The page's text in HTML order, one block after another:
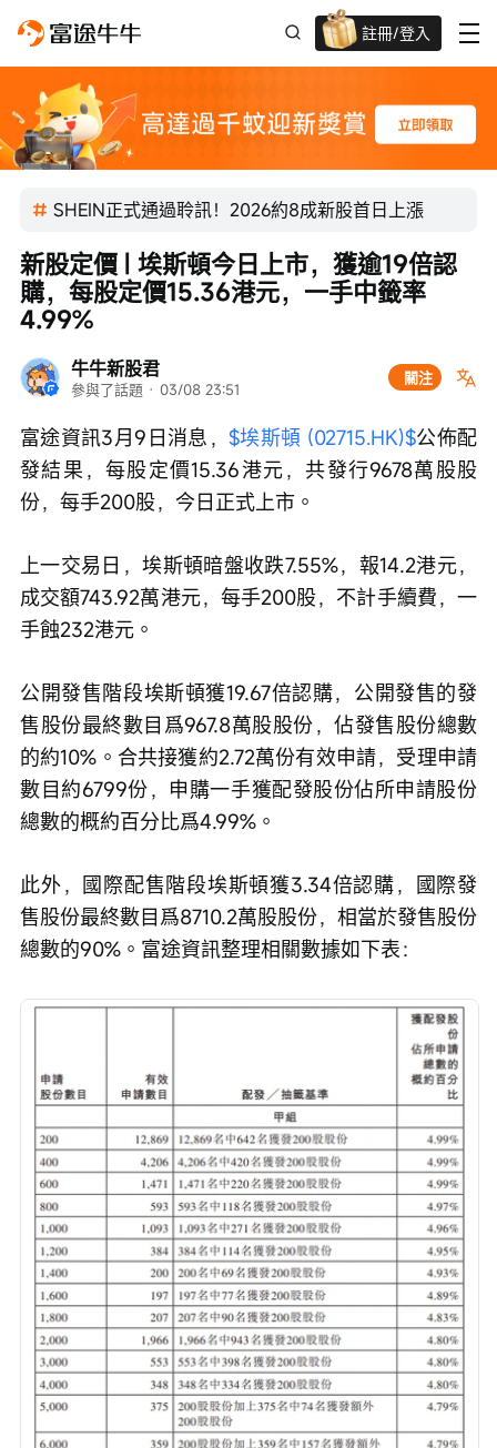
註冊/登入
迎新驚喜賞 股票/BTC等任你揀!
SHEIN正式通過聆訊！2026約8成新股首日上漲
牛牛新股君
參與了話題 · 03/08 23:51
關注
新股定價 | 埃斯頓今日上市，獲逾19倍認
購，每股定價15.36港元，一手中籤率
4.99%
富途資訊3月9日消息，$埃斯頓 (02715.HK)$公佈配
發結果，每股定價15.36港元，共發行9678萬股股
份，每手200股，今日正式上市。
上一交易日，埃斯頓暗盤收跌7.55%，報14.2港元，
成交額743.92萬港元，每手200股，不計手續費，一
手蝕232港元。
公開發售階段埃斯頓獲19.67倍認購，公開發售的發
售股份最終數目爲967.8萬股股份，佔發售股份總數
的約10%。合共接獲約2.72萬份有效申請，受理申請
數目約6799份，申購一手獲配發股份佔所申請股份
總數的概約百分比爲4.99%。
此外，國際配售階段埃斯頓獲3.34倍認購，國際發
售股份最終數目爲8710.2萬股股份，相當於發售股份
總數的90%。富途資訊整理相關數據如下表：